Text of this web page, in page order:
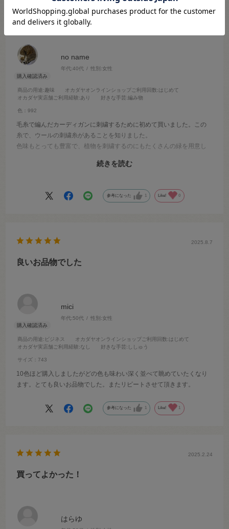
no name
年代:40代 性別:女性
商品の用途:趣味 オカダヤオンラインショップご利用回数:はじめて
オカダヤ実店舗ご利用経験:あり 好きな手芸:編み物
色：992
毛糸で編んだカーディガンに刺繍するために初めて買いました。この
糸で、ウールの刺繍糸があることを知りました。
色味もとっても豊富で、植物を刺繍するのにもたくさんの緑を用意し
花の部分ではこの白色を1番使いました。優しい色味の発色で素敵に刺
続きを読む
参考になった 1 Like! 0
mici
年代:50代 性別:女性
商品の用途:ビジネス オカダヤオンラインショップご利用回数:はじめて
オカダヤ実店舗ご利用経験:なし 好きな手芸:ししゅう
サイズ：743
2025.8.7
良いお品物でした
10色ほど購入しましたがどの色も味わい深く並べて眺めていたくなり
ます。とても良いお品物でした。またリピートさせて頂きます。
参考になった 1 Like! 1
はらゆ
2025.2.24
買ってよかった！